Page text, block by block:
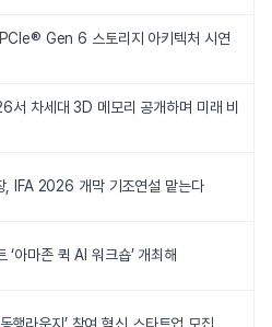
Gen 6 스토리지 아키텍처 시연
서 차세대 3D 메모리 공개하며 미래 비
, IFA 2026 개막 기조연설 맡는다
‘아마존 퀵 AI 워크숍’ 개최해